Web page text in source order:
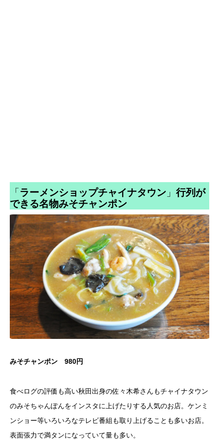
「 ラーメンショップチャイナタウン 」 行列が
できる名物みそチャンポン
みそチャンポン 980円
食べログの評価も高い秋田出身の佐々木希さんもチャイナタウン
のみそちゃんぽんをインスタに上げたりする人気のお店。ケンミ
ンショー等いろいろなテレビ番組も取り上げることも多いお店。
表面張力で満タンになっていて量も多い。